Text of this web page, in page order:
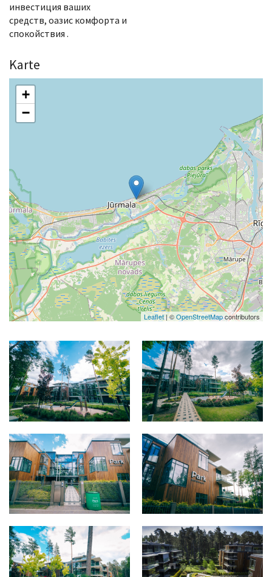
инвестиция ваших
средств, оазис комфорта и
спокойствия .
Karte
+
−
Leaflet| ©OpenStreetMapcontributors